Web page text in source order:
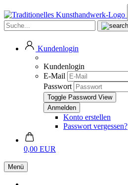
Kundenlogin
Kundenlogin
E-Mail
Passwort
Toggle Password View
Konto erstellen
Passwort vergessen?
0,00 EUR
Menü